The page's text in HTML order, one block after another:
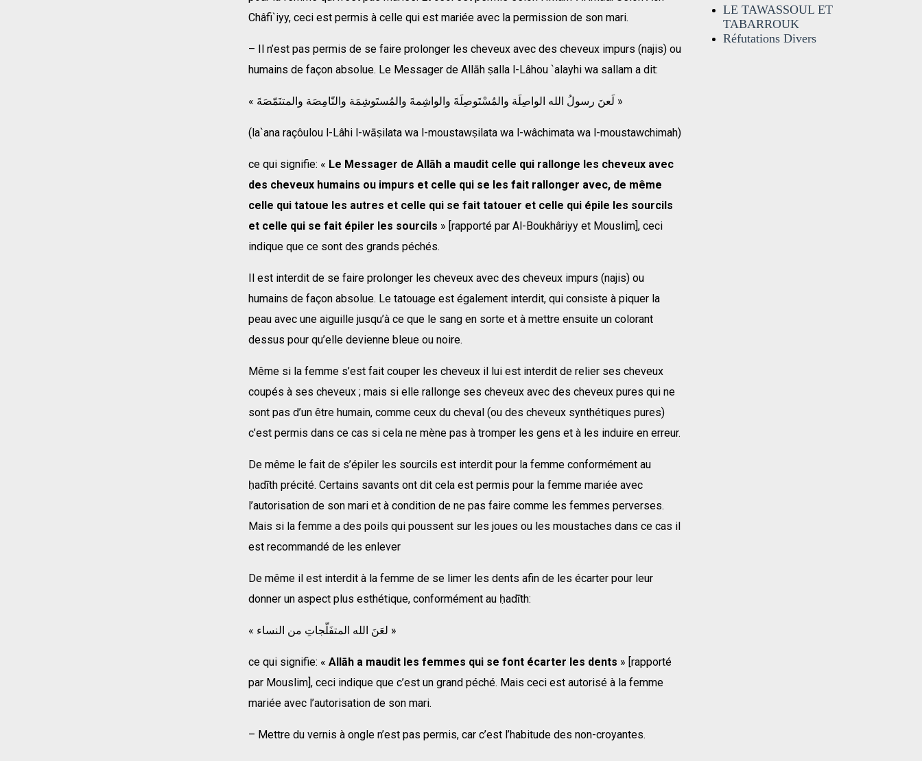
Châfi`iyy, ceci est permis à celle qui est mariée avec la permission de son mari.
– Il n’est pas permis de se faire prolonger les cheveux avec des cheveux impurs (najis) ou
humains de façon absolue. Le Messager de Allāh ṣalla l-Lâhou `alayhi wa sallam a dit:
« لَعنَ رسولُ الله الواصِلَة والمُسْتَوصِلَةَ والواشِمةَ والمُستَوشِمَة والنّامِصَة والمتنَمّصَةَ »
(la`ana raçôulou l-Lâhi l-wāṣilata wa l-moustawṣilata wa l-wâchimata wa l-moustawchimah)
ce qui signifie: « Le Messager de Allāh a maudit celle qui rallonge les cheveux avec
des cheveux humains ou impurs et celle qui se les fait rallonger avec, de même
celle qui tatoue les autres et celle qui se fait tatouer et celle qui épile les sourcils
et celle qui se fait épiler les sourcils » [rapporté par Al-Boukhâriyy et Mouslim], ceci
indique que ce sont des grands péchés.
Il est interdit de se faire prolonger les cheveux avec des cheveux impurs (najis) ou
humains de façon absolue. Le tatouage est également interdit, qui consiste à piquer la
peau avec une aiguille jusqu’à ce que le sang en sorte et à mettre ensuite un colorant
dessus pour qu’elle devienne bleue ou noire.
Même si la femme s’est fait couper les cheveux il lui est interdit de relier ses cheveux
coupés à ses cheveux ; mais si elle rallonge ses cheveux avec des cheveux pures qui ne
sont pas d’un être humain, comme ceux du cheval (ou des cheveux synthétiques pures)
c’est permis dans ce cas si cela ne mène pas à tromper les gens et à les induire en erreur.
De même le fait de s’épiler les sourcils est interdit pour la femme conformément au
ḥadīth précité. Certains savants ont dit cela est permis pour la femme mariée avec
l’autorisation de son mari et à condition de ne pas faire comme les femmes perverses.
Mais si la femme a des poils qui poussent sur les joues ou les moustaches dans ce cas il
est recommandé de les enlever
De même il est interdit à la femme de se limer les dents afin de les écarter pour leur
donner un aspect plus esthétique, conformément au ḥadīth:
« لعَنَ الله المتفَلّجاتِ من النساء »
ce qui signifie: « Allāh a maudit les femmes qui se font écarter les dents » [rapporté
par Mouslim], ceci indique que c’est un grand péché. Mais ceci est autorisé à la femme
mariée avec l’autorisation de son mari.
– Mettre du vernis à ongle n’est pas permis, car c’est l’habitude des non-croyantes.
LE TAWASSOUL ET
TABARROUK
Réfutations Divers